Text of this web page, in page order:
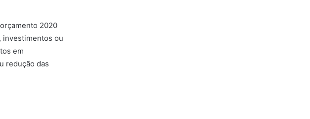
2020
investimentos ou
em
redução das